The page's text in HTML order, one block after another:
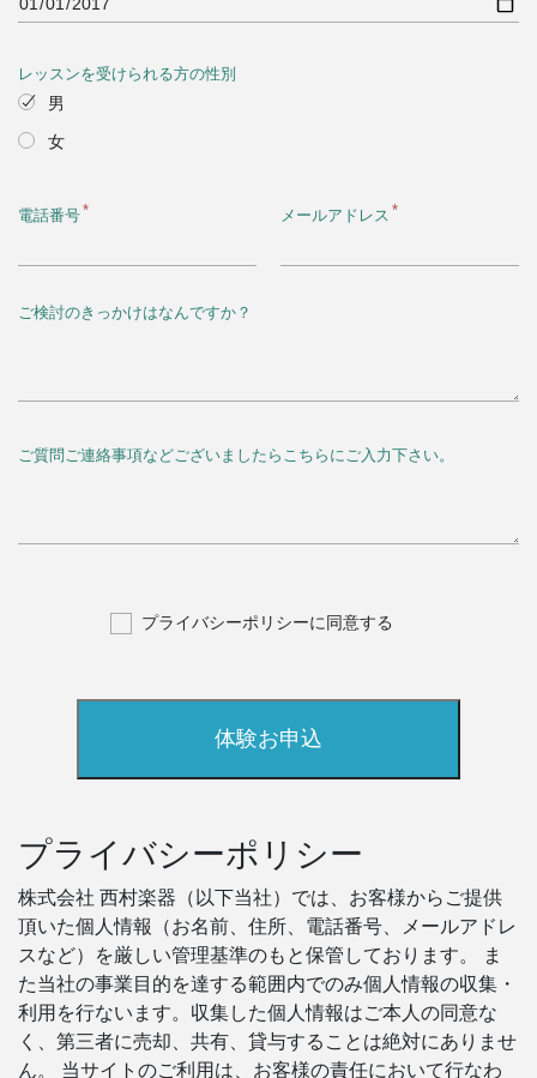
レッスンを受けられる方の性別
男
女
電話番号 メールアドレス
ご検討のきっかけはなんですか？
ご質問ご連絡事項などございましたらこちらにご入力下さい。
プライバシーポリシーに同意する
プライバシーポリシー
株式会社 西村楽器（以下当社）では、お客様からご提供
頂いた個人情報（お名前、住所、電話番号、メールアドレ
スなど）を厳しい管理基準のもと保管しております。 ま
た当社の事業目的を達する範囲内でのみ個人情報の収集・
利用を行ないます。収集した個人情報はご本人の同意な
く、第三者に売却、共有、貸与することは絶対にありませ
ん。 当サイトのご利用は、お客様の責任において行なわ